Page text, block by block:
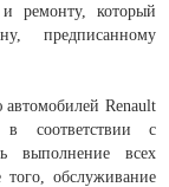
ремонту, который
предписанному
Renault
в соответствии с
выполнение всех
обслуживание